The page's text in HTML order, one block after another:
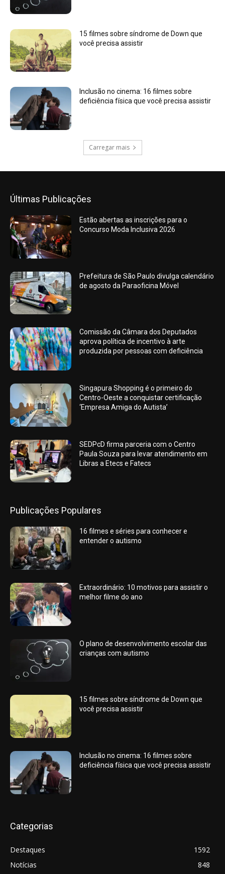
15 filmes sobre síndrome de Down que
você precisa assistir
Inclusão no cinema: 16 filmes sobre
deficiência física que você precisa assistir
Carregar mais
Últimas Publicações
Estão abertas as inscrições para o
Concurso Moda Inclusiva 2026
Prefeitura de São Paulo divulga calendário
de agosto da Paraoficina Móvel
Comissão da Câmara dos Deputados
aprova política de incentivo à arte
produzida por pessoas com deficiência
Singapura Shopping é o primeiro do
Centro-Oeste a conquistar certificação
‘Empresa Amiga do Autista’
SEDPcD firma parceria com o Centro
Paula Souza para levar atendimento em
Libras a Etecs e Fatecs
Publicações Populares
16 filmes e séries para conhecer e
entender o autismo
Extraordinário: 10 motivos para assistir o
melhor filme do ano
O plano de desenvolvimento escolar das
crianças com autismo
15 filmes sobre síndrome de Down que
você precisa assistir
Inclusão no cinema: 16 filmes sobre
deficiência física que você precisa assistir
Categorias
Destaques
1592
Notícias
848